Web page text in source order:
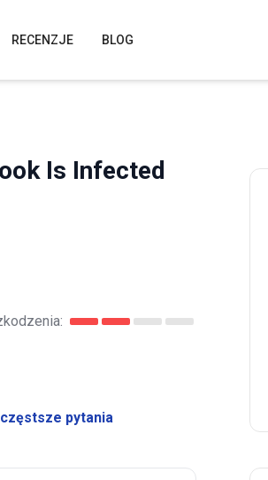
RECENZJE BLOG
Is Infected
pytania